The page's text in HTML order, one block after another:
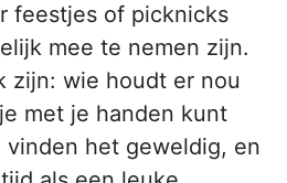
feestjes of picknicks
mee te nemen zijn.
zijn: wie houdt er nou
met je handen kunt
vinden het geweldig, en